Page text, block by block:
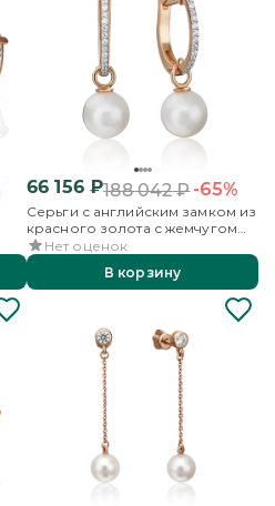
66 156₽188 042₽-65%
Серьги с английским замком из
красного золота с жемчугом
культивированным и
фианитами
Нет оценок
В корзину